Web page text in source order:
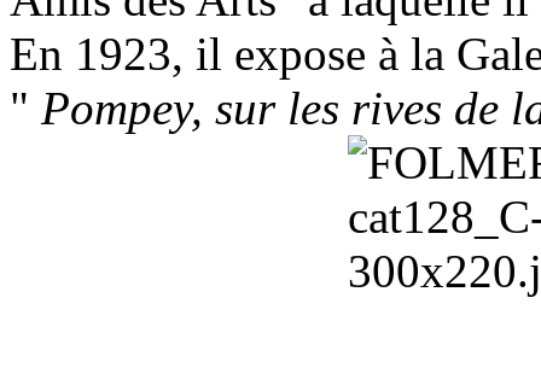
En 1923, il expose à la
" Pompey, sur les rives de